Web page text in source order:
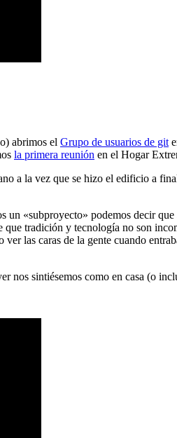
abrimos el Grupo de usuarios de git
la primera reunión en el Hogar
a la vez que se hizo el edificio a
«subproyecto» podemos decir
tradición y tecnología no son
las caras de la gente cuando
nos sintiésemos como en casa (o